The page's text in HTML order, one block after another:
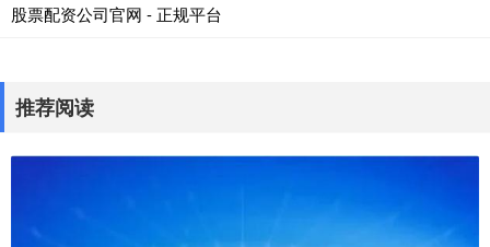
股票配资公司官网 - 正规平台
推荐阅读